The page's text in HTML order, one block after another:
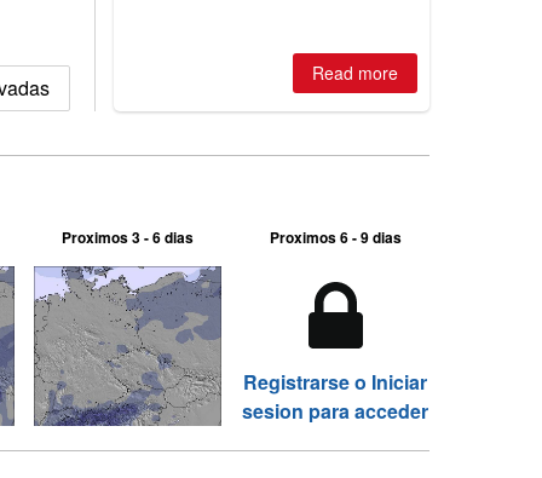
Read more
Proximos 3 - 6 dias Proximos 6 - 9 dias
Registrarse o Iniciar
sesion para acceder